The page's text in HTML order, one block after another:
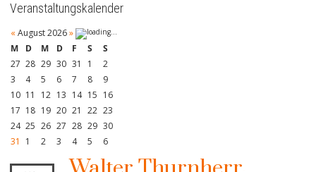
Veranstaltungskalender
« August 2026»
M
D M D F S
S
27 28 29 30 31 1
2
3
4 5 6 7 8
9
10 11 12 13 14 15 16
17 18 19 20 21 22 23
24 25 26 27 28 29 30
31
1 2 3 4 5 6